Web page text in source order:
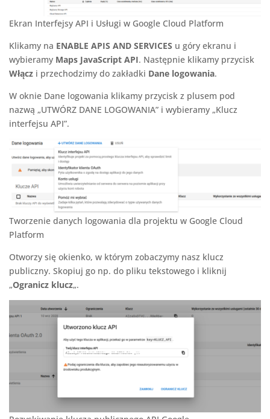
Ekran Interfejsy API i Usługi w Google Cloud Platform
Klikamy na ENABLE APIS AND SERVICES u góry ekranu i
wybieramy Maps JavaScript API. Następnie klikamy przycisk
Włącz i przechodzimy do zakładki Dane logowania.
W oknie Dane logowania klikamy przycisk z plusem pod
nazwą „UTWÓRZ DANE LOGOWANIA” i wybieramy „Klucz
interfejsu API”.
Tworzenie danych logowania dla projektu w Google Cloud
Platform
Otworzy się okienko, w którym zobaczymy nasz klucz
publiczny. Skopiuj go np. do pliku tekstowego i kliknij
„Ogranicz klucz„.